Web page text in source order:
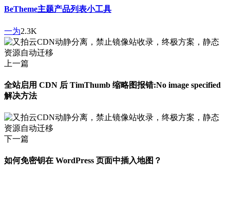
BeTheme主题产品列表小工具
一为2.3K
上一篇
全站启用 CDN 后 TimThumb 缩略图报错:No image specified
解决方法
下一篇
如何免密钥在 WordPress 页面中插入地图？